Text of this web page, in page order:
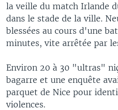
la veille du match Irlande
dans le stade de la ville.
blessées au cours d'une
minutes, vite arrêtée par
Environ 20 à 30 "ultras"
bagarre et une enquête
parquet de Nice pour
violences.